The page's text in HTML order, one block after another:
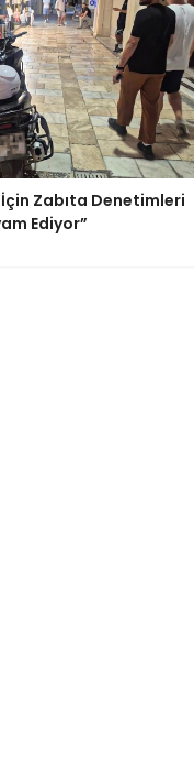
Zabıta Denetimleri
Ediyor”